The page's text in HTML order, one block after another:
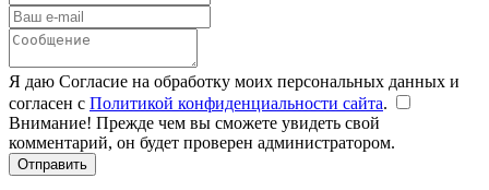
Я даю Согласие на обработку моих персональных данных и
согласен с Политикой конфиденциальности сайта.
Внимание! Прежде чем вы сможете увидеть свой
комментарий, он будет проверен администратором.
Отправить